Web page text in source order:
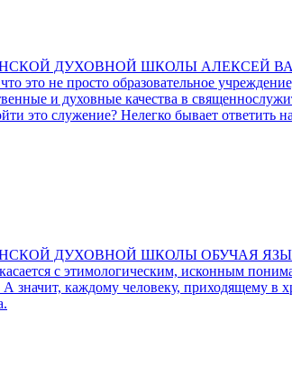
ДУХОВНОЙ ШКОЛЫ АЛЕКСЕЙ
это не просто образовательное
и духовные качества в
это служение? Нелегко бывает ответить
ДУХОВНОЙ ШКОЛЫ ОБУЧАЯ
с этимологическим, исконным
значит, каждому человеку, приходящему в